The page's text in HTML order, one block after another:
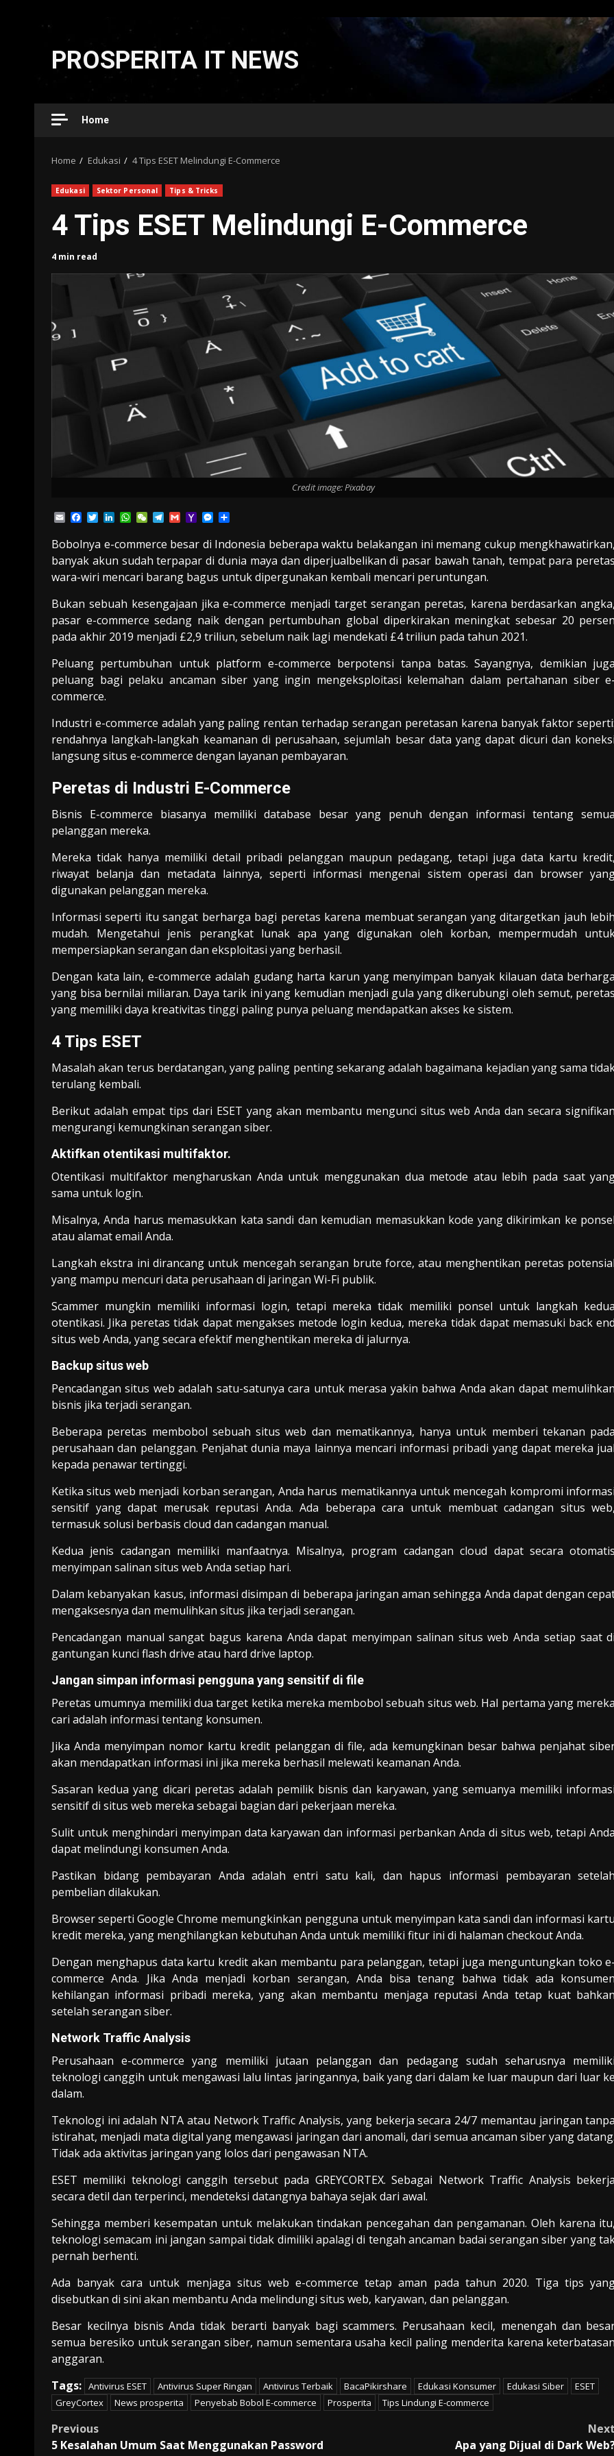
Skip
content
PROSPERITA IT NEWS
Home
Home Edukasi 4 Tips ESET Melindungi E-Commerce
Edukasi Sektor Personal Tips & Tricks
4 Tips ESET Melindungi E-Commerce
4 min read
Credit image: Pixabay
EmailFacebook
TwitterLinkedIn
WhatsApp
WeChatTelegram
GmailYahooMessenger
Bobolnya e-commerce besar di Indonesia beberapa waktu belakangan ini memang cukup mengkhawatirkan,
banyak akun sudah terpapar di dunia maya dan diperjualbelikan di pasar bawah tanah, tempat para peretas
wara-wiri mencari barang bagus untuk dipergunakan kembali mencari peruntungan.
Bukan sebuah kesengajaan jika e-commerce menjadi target serangan peretas, karena berdasarkan angka,
pasar e-commerce sedang naik dengan pertumbuhan global diperkirakan meningkat sebesar 20 persen
pada akhir 2019 menjadi £2,9 triliun, sebelum naik lagi mendekati £4 triliun pada tahun 2021.
Peluang pertumbuhan untuk platform e-commerce berpotensi tanpa batas. Sayangnya, demikian juga
peluang bagi pelaku ancamansiber yang ingin mengeksploitasi kelemahan dalam pertahanan siber e-
commerce.
Industri e-commerce adalah yang paling rentan terhadap serangan peretasan karena banyak faktorseperti:
rendahnya langkah-langkah keamanan di perusahaan, sejumlah besar data yang dapat dicuri dan koneksi
langsung situs e-commerce dengan layanan pembayaran.
Peretas di Industri E-Commerce
Bisnis E-commerce biasanya memiliki database besar yang penuh dengan informasi tentang semua
pelanggan mereka.
Mereka tidak hanya memiliki detail pribadi pelanggan maupun pedagang, tetapi juga data kartu kredit,
riwayat belanja dan metadata lainnya, seperti informasi mengenai sistem operasi dan browser
digunakan pelanggan mereka.
Informasi seperti itu sangat berharga bagi peretas karena membuat serangan yang ditargetkan jauh lebih
mudah. Mengetahui jenis perangkat lunak apa yang digunakan oleh korban, mempermudah
mempersiapkan serangan dan eksploitasi yang berhasil.
Dengan kata lain, e-commerce adalah gudang harta karun yang menyimpan banyak kilauan data berharga
yang bisa bernilai miliaran. Daya tarik ini yang kemudian menjadi gula yang dikerubungi oleh semut, peretas
yang memiliki daya kreativitas tinggi paling punya peluang mendapatkan akses ke sistem.
4 Tips ESET
Masalah akan terus berdatangan, yang paling penting sekarang adalah bagaimana kejadian yang sama
terulang kembali.
Berikut adalah empat tips dari ESET yang akan membantu mengunci situs web Anda dan secara signifikan
mengurangi kemungkinan serangan siber.
Aktifkan otentikasi multifaktor.
Otentikasi multifaktor mengharuskan Anda untuk menggunakan dua metode atau lebih pada saat
sama untuk login.
Misalnya, Anda harus memasukkan kata sandi dan kemudian memasukkan kode yang dikirimkan ke ponsel
atau alamat email Anda.
Langkah ekstra ini dirancang untuk mencegah serangan brute force, atau menghentikan peretas potensial
yang mampu mencuri data perusahaan di jaringan Wi-Fi publik.
Scammer mungkin memiliki informasi login, tetapi mereka tidak memiliki ponsel untuk langkah kedua
otentikasi. Jika peretas tidak dapat mengakses metode login kedua, mereka tidak dapat memasuki back end
situs web Anda, yang secara efektif menghentikan mereka di jalurnya.
Backup situs web
Pencadangan situs web adalah satu-satunya cara untuk merasa yakin bahwa Anda akan dapat memulihkan
bisnis jika terjadi serangan.
Beberapa peretas membobol sebuah situs web dan mematikannya, hanya untuk memberi tekanan pada
perusahaan dan pelanggan. Penjahat dunia maya lainnya mencari informasi pribadi yang dapat mereka jual
kepada penawar tertinggi.
Ketika situs web menjadi korban serangan, Anda harus mematikannya untuk mencegah kompromi informasi
sensitif yang dapat merusak reputasi Anda. Ada beberapa cara untuk membuat cadangan situs web,
termasuk solusi berbasis cloud dan cadangan manual.
Kedua jenis cadangan memiliki manfaatnya. Misalnya, program cadangan cloud dapat secara otomatis
menyimpan salinan situs web Anda setiap hari.
Dalam kebanyakan kasus, informasi disimpan di beberapa jaringan aman sehingga Anda dapat dengan
mengaksesnya dan memulihkan situs jika terjadi serangan.
Pencadangan manual sangat bagus karena Anda dapat menyimpan salinan situs web Anda setiap saat di
gantungan kunci flash drive atau hard drive laptop.
Jangan simpan informasi pengguna yang sensitif di file
Peretas umumnya memiliki dua target ketika mereka membobol sebuah situs web. Hal pertama yang mereka
cari adalah informasi tentang konsumen.
Jika Anda menyimpan nomor kartu kredit pelanggan di file, ada kemungkinan besar bahwa penjahat
akan mendapatkan informasi ini jika mereka berhasil melewati keamanan Anda.
Sasaran kedua yang dicari peretas adalah pemilik bisnis dan karyawan, yang semuanya memiliki informasi
sensitif di situs web mereka sebagai bagian dari pekerjaan mereka.
Sulit untuk menghindari menyimpan data karyawan dan informasi perbankan Anda di situs web, tetapi Anda
dapat melindungi konsumen Anda.
Pastikan bidang pembayaran Anda adalah entri satu kali, dan hapus informasi pembayaran setelah
pembelian dilakukan.
Browser seperti Google Chrome memungkinkan pengguna untuk menyimpan kata sandi dan informasi kartu
kredit mereka, yang menghilangkan kebutuhan Anda untuk memiliki fitur ini di halaman checkout Anda.
Dengan menghapus data kartu kredit akan membantu para pelanggan, tetapi juga menguntungkan toko e-
commerce Anda. Jika Anda menjadi korban serangan, Anda bisa tenang bahwa tidak ada konsumen
kehilangan informasi pribadi mereka, yang akan membantu menjaga reputasi Anda tetap kuat bahkan
setelah serangan siber.
Network Traffic Analysis
Perusahaan e-commerce yang memiliki jutaan pelanggan dan pedagang sudah seharusnya memiliki
teknologi canggih untuk mengawasi lalu lintas jaringannya, baik yang dari dalam ke luar maupun dari luar ke
dalam.
Teknologi ini adalah NTA atau Network Traffic Analysis, yang bekerja secara 24/7 memantau jaringan tanpa
istirahat, menjadi mata digital yang mengawasi jaringan dari anomali, dari semua ancaman siber yang datang.
Tidak ada aktivitas jaringan yang lolos dari pengawasan NTA.
ESET memiliki teknologi canggih tersebut pada GREYCORTEX. Sebagai Network Traffic Analysis bekerja
secara detil dan terperinci, mendeteksi datangnya bahaya sejak dari awal.
Sehingga memberi kesempatan untuk melakukan tindakan pencegahan dan pengamanan. Oleh karena itu,
teknologi semacam ini jangan sampai tidak dimiliki apalagi di tengah ancaman badai serangan siber yang
pernah berhenti.
Ada banyak cara untuk menjaga situs web e-commerce tetap aman pada tahun 2020. Tiga tips
disebutkan di sini akan membantu Anda melindungi situs web, karyawan, dan pelanggan.
Besar kecilnya bisnis Anda tidak berarti banyak bagi scammers. Perusahaan kecil, menengah dan
semua beresiko untuk serangan siber, namun sementara usaha kecil paling menderita karena keterbatasan
anggaran.
Tags: Antivirus ESET Antivirus Super Ringan Antivirus Terbaik BacaPikirshare Edukasi Konsumer Edukasi Siber
ESET
GreyCortex
News prosperita Penyebab Bobol E-commerce Prosperita Tips Lindungi E-commerce
Post
Previous
5 Kesalahan Umum Saat Menggunakan Password
Next
Apa yang Dijual di Dark